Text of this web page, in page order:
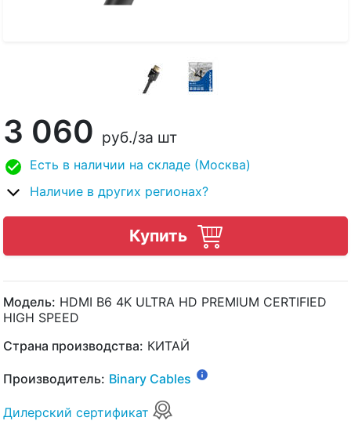
3 060 руб./за шт
Есть в наличии на складе (Москва)
Наличие в других регионах?
Купить
Модель: HDMI B6 4K ULTRA HD PREMIUM CERTIFIED
HIGH SPEED
Страна производства: КИТАЙ
Производитель: Binary Cables
Дилерский сертификат